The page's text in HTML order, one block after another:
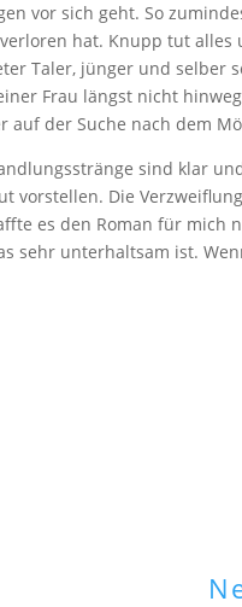
vor sich geht. So
hat. Knupp tut alles
Taler, jünger und selber
Frau längst nicht
auf der Suche nach dem
sind klar
vorstellen. Die
es den Roman für mich
sehr unterhaltsam ist.